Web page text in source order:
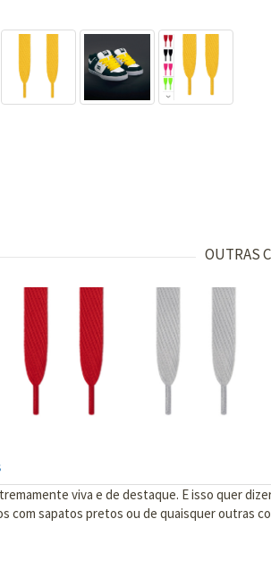
OUTRAS
viva e de destaque. E isso quer
com sapatos pretos ou de quaisquer outras